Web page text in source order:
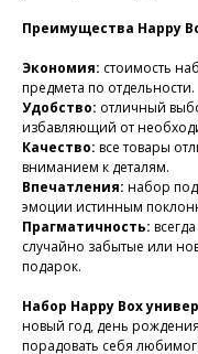
Преимущества Happy
Экономия: стоимость
предмета по отдельности.
Удобство: отличный
избавляющий от
Качество: все товары
вниманием к деталям.
Впечатления: набор
эмоции истинным
Прагматичность:
случайно забытые или
подарок.
Набор Happy Box
новый год, день
порадовать себя